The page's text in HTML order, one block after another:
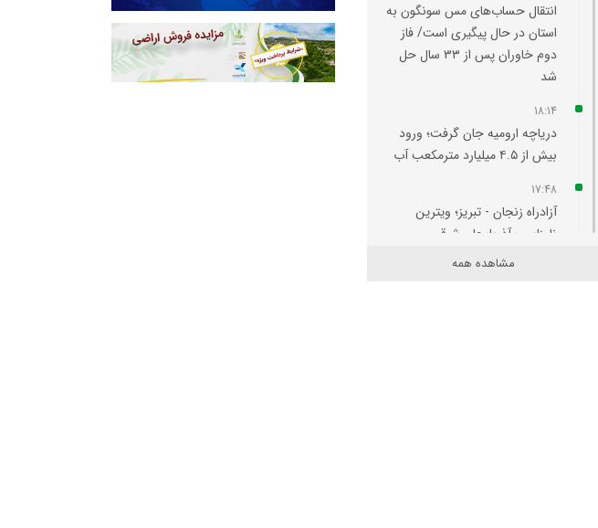
انتقال حساب‌های مس سونگون به
استان در حال پیگیری است/ فاز
دوم خاوران پس از ۳۳ سال حل
شد
18:14
دریاچه ارومیه جان گرفت؛ ورود
بیش از ۴.۵ میلیارد مترمکعب آب
17:48
آزادراه زنجان - تبریز؛ ویترین
نامناسب آذربایجان شرقی
مشاهده همه